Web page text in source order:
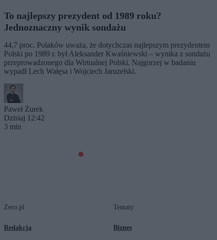
To najlepszy prezydent od 1989 roku?
Jednoznaczny wynik sondażu
44,7 proc. Polaków uważa, że dotychczas najlepszym prezydentem
Polski po 1989 r. był Aleksander Kwaśniewski – wynika z sondażu
przeprowadzonego dla Wirtualnej Polski. Najgorzej w badaniu
wypadł Lech Wałęsa i Wojciech Jaruzelski.
Paweł Żurek
Dzisiaj 12:42
3 min
Zero.pl
Redakcja
Tematy
Biznes